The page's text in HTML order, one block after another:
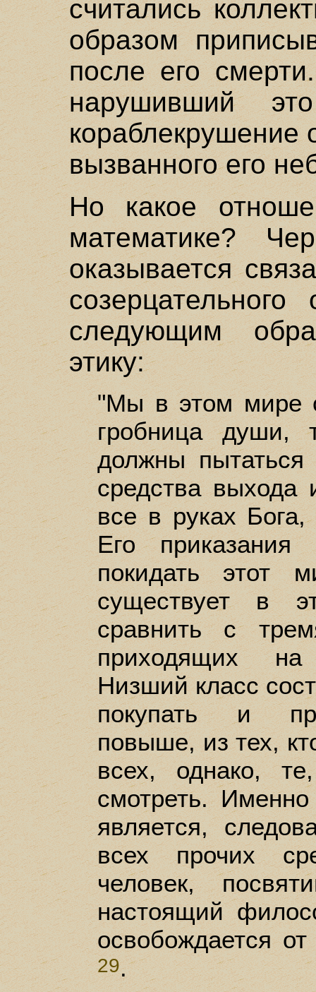
считались
образом
после его
нарушивший
кораблекрушение
вызванного его
Но какое
математике?
оказывается
следующим
этику:
"Мы в этом мире
гробница
должны пытаться
средства
все в руках
Его
покидать этот
существует в
сравнить с
приходящих
Низший класс
покупать и
повыше, из тех,
всех, однако,
смотреть. Именно
является,
всех прочих
человек,
настоящий
освобождается
29.